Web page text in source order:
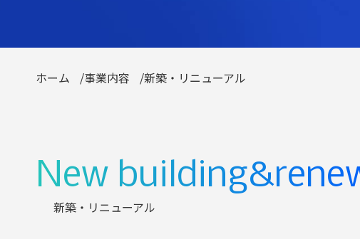
ホーム /事業内容 /新築・リニューアル
New
新築・リニューアル